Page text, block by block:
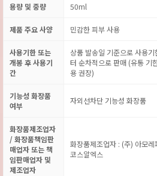
용량 및 중량 50ml
제품 주요 사양 민감한 피부 사용
사용기한 또는
개봉 후 사용기
간
상품 발송일 기준으로 사용
터 순차적으로 판매 (유통 기
용 권장)
기능성 화장품
여부
자외선차단 기능성 화장품
화장품제조업자
/ 화장품책임판
매업자 또는 책
임판매업자 및
제조업자
화장품제조업자 : (주) 아모
코스알엑스